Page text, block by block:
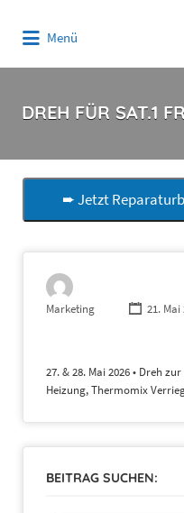
Menü
DREH FÜR SAT.1
➨ Jetzt
Marketing 21. Mai
27. & 28. Mai 2026 • Dreh
Heizung, Thermomix
BEITRAG SUCHEN: